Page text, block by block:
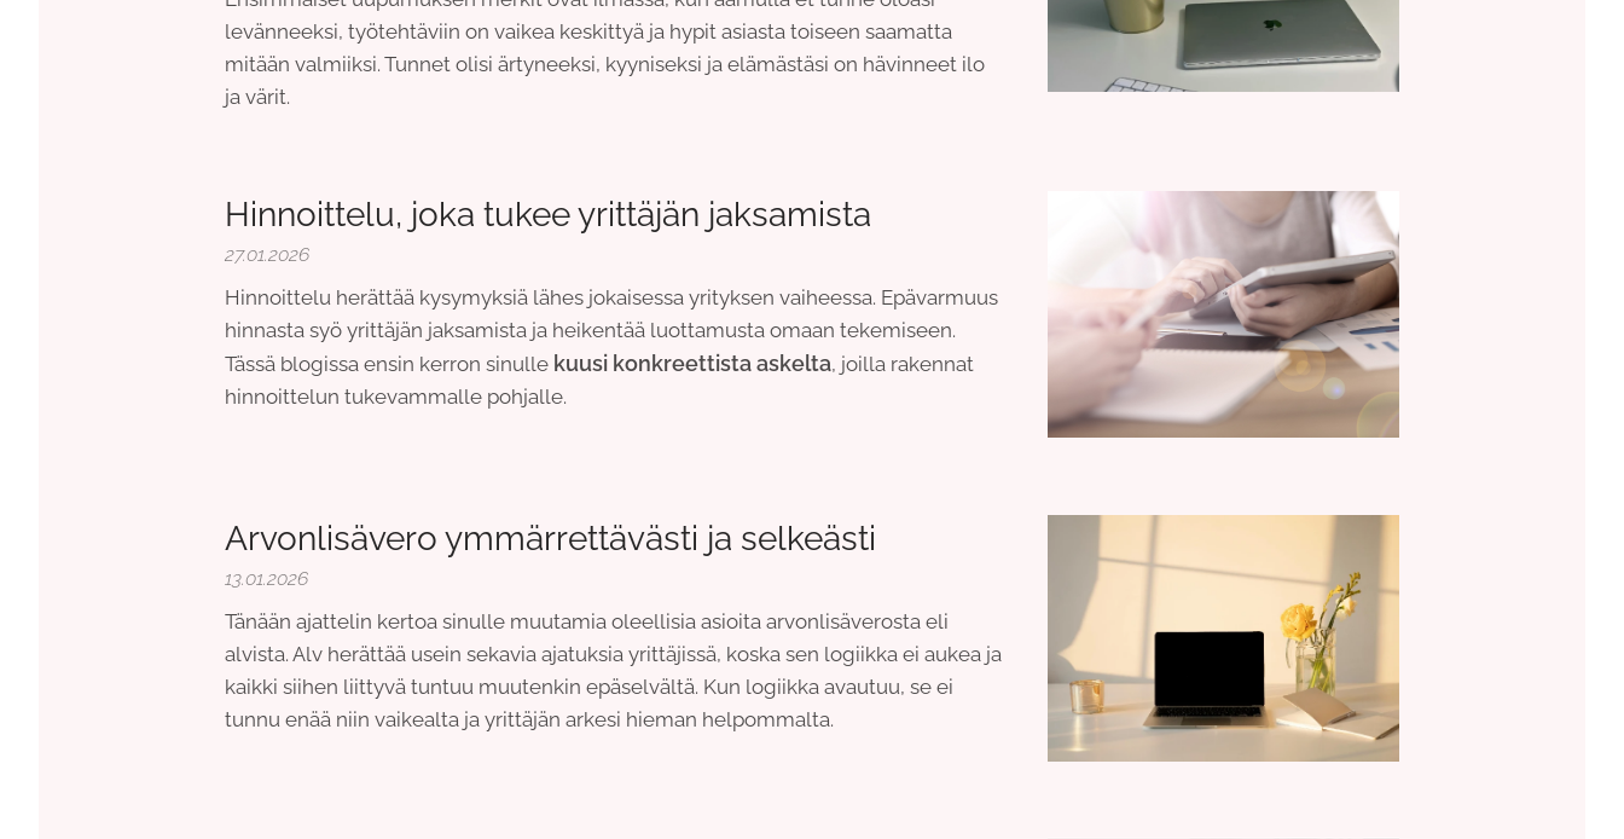
levänneeksi, työtehtäviin on vaikea keskittyä ja hypit asiasta toiseen saamatta
mitään valmiiksi. Tunnet olisi ärtyneeksi, kyyniseksi ja elämästäsi on hävinneet ilo
ja värit.
Hinnoittelu, joka tukee yrittäjän jaksamista
27.01.2026
Hinnoittelu herättää kysymyksiä lähes jokaisessa yrityksen vaiheessa. Epävarmuus
hinnasta syö yrittäjän jaksamista ja heikentää luottamusta omaan tekemiseen.
Tässä blogissa ensin kerron sinulle kuusi konkreettista askelta, joilla rakennat
hinnoittelun tukevammalle pohjalle.
Arvonlisävero ymmärrettävästi ja selkeästi
13.01.2026
Tänään ajattelin kertoa sinulle muutamia oleellisia asioita arvonlisäverosta eli
alvista. Alv herättää usein sekavia ajatuksia yrittäjissä, koska sen logiikka ei aukea ja
kaikki siihen liittyvä tuntuu muutenkin epäselvältä. Kun logiikka avautuu, se ei
tunnu enää niin vaikealta ja yrittäjän arkesi hieman helpommalta.